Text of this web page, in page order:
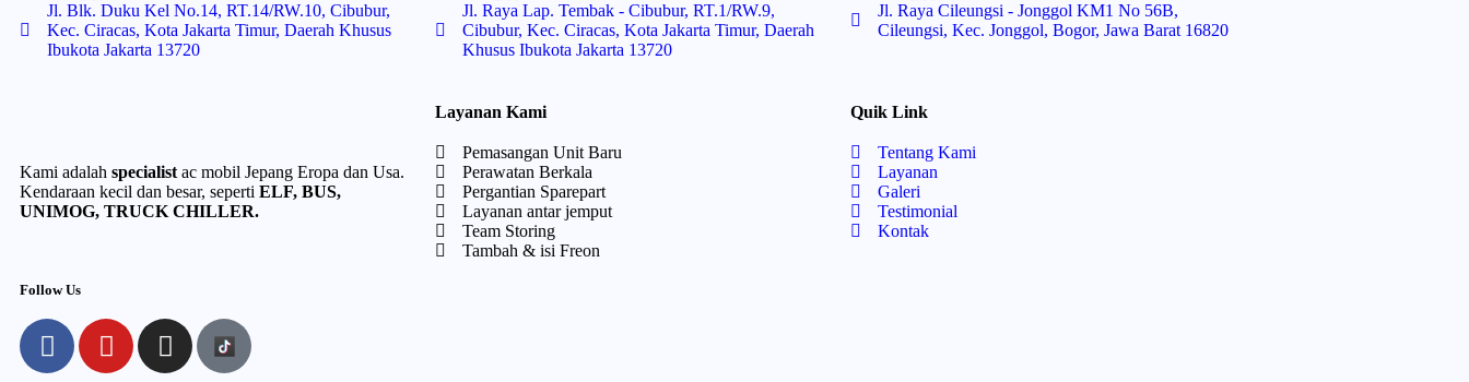
Jl. Blk. Duku Kel No.14, RT.14/RW.10, Cibubur,
Kec. Ciracas, Kota Jakarta Timur, Daerah Khusus
Ibukota Jakarta 13720
Jl. Raya Lap. Tembak - Cibubur, RT.1/RW.9,
Cibubur, Kec. Ciracas, Kota Jakarta Timur, Daerah
Khusus Ibukota Jakarta 13720
Jl. Raya Cileungsi - Jonggol KM1 No 56B,
Cileungsi, Kec. Jonggol, Bogor, Jawa Barat 16820
Kami adalah specialist ac mobil Jepang Eropa dan Usa.
Kendaraan kecil dan besar, seperti ELF, BUS,
UNIMOG, TRUCK CHILLER.
Follow Us
Layanan Kami
Pemasangan Unit Baru
Perawatan Berkala
Pergantian Sparepart
Layanan antar jemput
Team Storing
Tambah & isi Freon
Quik Link
Tentang Kami
Layanan
Galeri
Testimonial
Kontak